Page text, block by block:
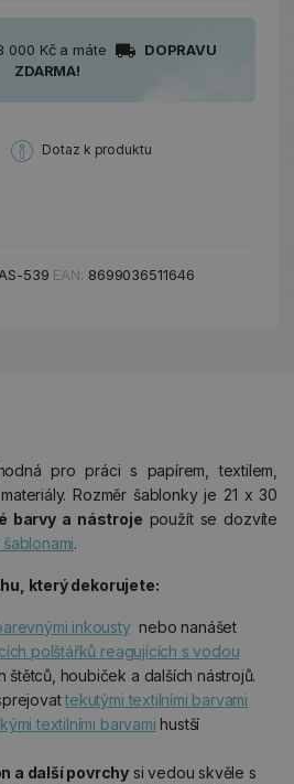
000 Kč a máte
DOPRAVU
ZDARMA!
Dotaz k produktu
AS-539 EAN: 8699036511646
pro práci s papírem, textilem,
Rozměr šablonky je 21 x 30
barvy a nástroje použít se dozvíte
.
který dekorujete:
inkoustynebo nanášet
polštářků reagujících s vodou
houbiček a dalších nástrojů.
tekutými textilními barvami
textilními barvami hustší
a další povrchy si vedou skvěle s